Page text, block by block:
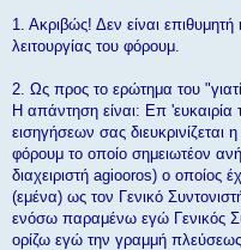
1. Ακριβώς! Δεν είναι
λειτουργίας του φόρουμ.
2. Ως προς το ερώτημα του
Η απάντηση είναι: Επ
εισηγήσεων σας διευκρινίζεται
φόρουμ το οποίο σημειωτέον
διαχειριστή agiooros) ο οποίος
(εμένα) ως τον Γενικό
ενόσω παραμένω εγώ Γενικός
ορίζω εγώ την γραμμή